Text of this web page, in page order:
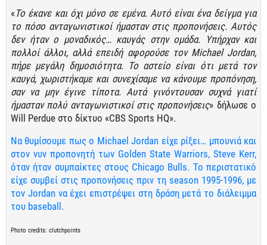
« Το έκανε και όχι μόνο σε εμένα. Αυτό είναι ένα δείγμα για
το πόσο ανταγωνιστικοί ήμασταν στις προπονήσεις. Αυτός
δεν ήταν ο μοναδικός… καυγάς στην ομάδα. Υπήρχαν και
πολλοί άλλοι, αλλά επειδή αφορούσε τον Michael Jordan,
πήρε μεγάλη δημοσιότητα. Το αστείο είναι ότι μετά τον
καυγά, χωριστήκαμε και συνεχίσαμε να κάνουμε προπόνηση,
σαν να μην έγινε τίποτα. Αυτά γινόντουσαν συχνά γιατί
ήμασταν πολύ ανταγωνιστικοί στις προπονήσεις» δήλωσε ο
Will Perdue στο δίκτυο «CBS Sports HQ».
Να θυμίσουμε πως ο Michael Jordan είχε ρίξει… μπουνιά και
στον νυν προπονητή των Golden State Warriors, Steve Kerr,
όταν ήταν συμπαίκτες στους Chicago Bulls. Το περιστατικό
είχε συμβεί στις προπονήσεις πριν τη season 1995-1996, με
τον Jordan να έχει επιστρέψει στη δράση μετά το διάλειμμα
του baseball.
Photo credits: clutchpoints